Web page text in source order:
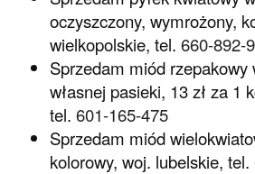
oczyszczony, wymrożony,
wielkopolskie, tel. 660-892-
Sprzedam miód rzepakowy
własnej pasieki, 13 zł za 1
tel. 601-165-475
Sprzedam miód
kolorowy, woj. lubelskie, tel.